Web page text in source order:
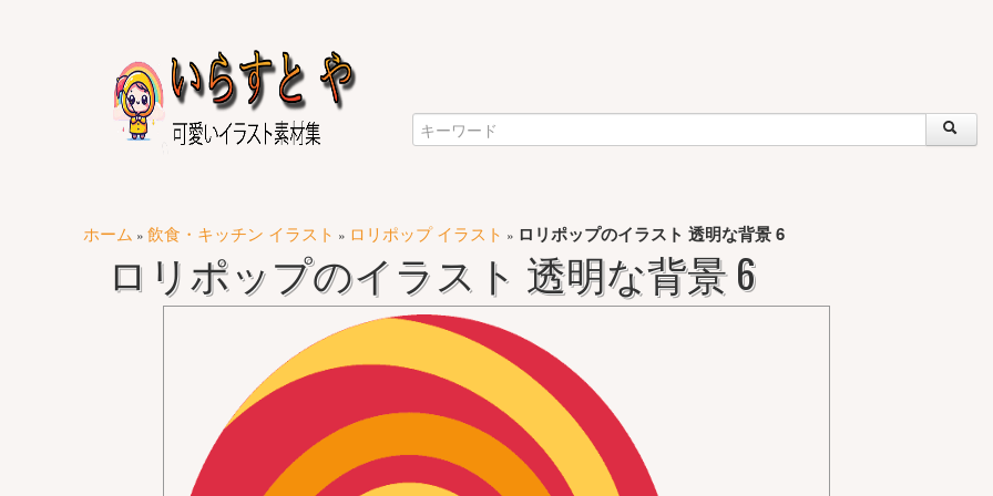
ホーム » 飲食・キッチン イラスト » ロリポップ イラスト » ロリポップのイラスト 透明な背景 6
ロリポップのイラスト 透明な背景 6